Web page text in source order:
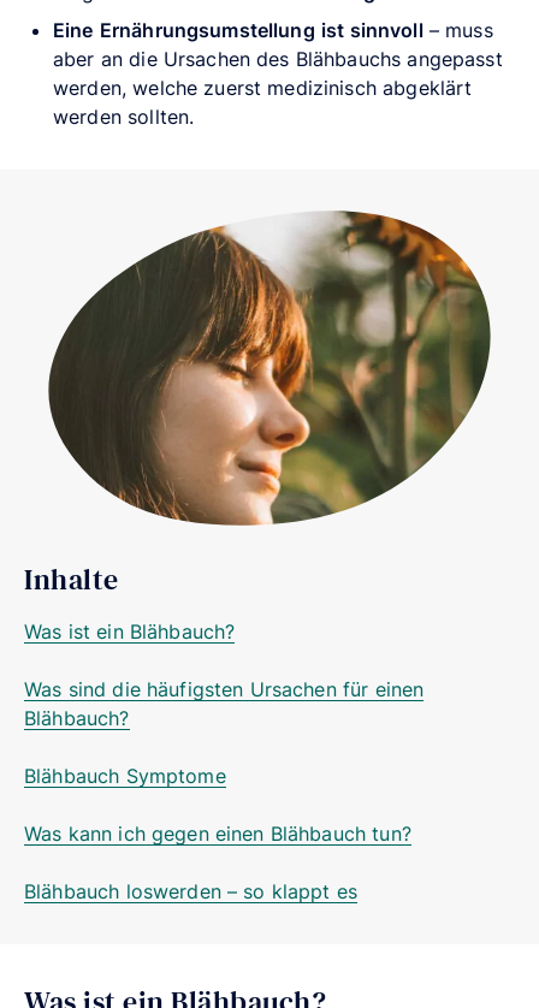
Eine Ernährungsumstellung ist sinnvoll– muss
aber an die Ursachen des Blähbauchs angepasst
werden, welche zuerst medizinisch abgeklärt
werden sollten.
Inhalte
Was ist ein Blähbauch?
Was sind die häufigsten Ursachen für einen
Blähbauch?
Blähbauch Symptome
Was kann ich gegen einen Blähbauch tun?
Blähbauch loswerden – so klappt es